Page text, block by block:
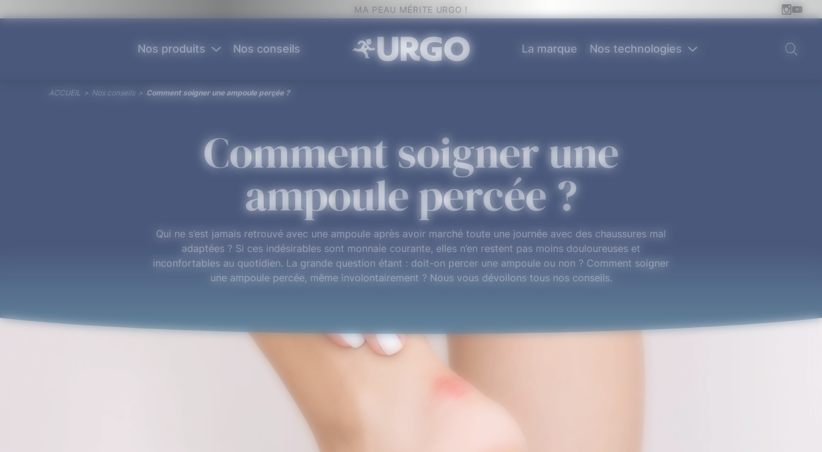
MA PEAU MÉRITE URGO !
Nos produits Nos conseils La marque Nos technologies
ACCUEIL > Nos conseils > Comment soigner une ampoule perçée ?
Comment soigner une
ampoule percée ?
Qui ne s’est jamais retrouvé avec une ampoule après avoir marché toute une journée avec des chaussures mal
adaptées ? Si ces indésirables sont monnaie courante, elles n’en restent pas moins douloureuses et
inconfortables au quotidien. La grande question étant : doit-on percer une ampoule ou non ? Comment soigner
une ampoule percée, même involontairement ? Nous vous dévoilons tous nos conseils.